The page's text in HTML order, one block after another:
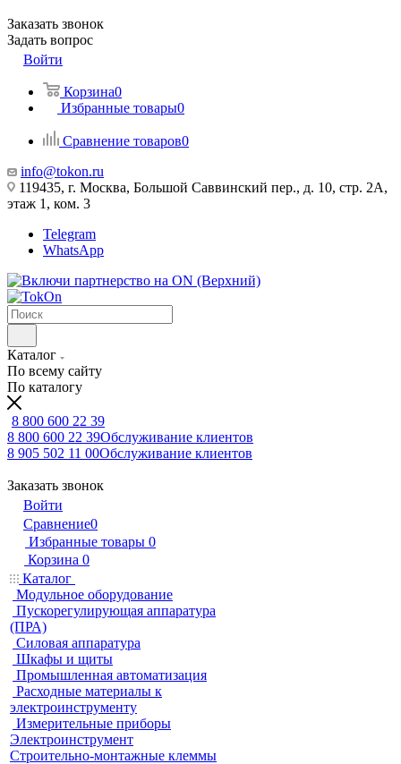
Заказать звонок
Задать вопрос
Войти
Корзина0
Избранные товары0
Сравнение товаров0
info@tokon.ru
119435, г. Москва, Большой Саввинский пер., д. 10, стр. 2А,
этаж 1, ком. 3
Telegram
WhatsApp
Каталог
По всему сайту
По каталогу
8 800 600 22 39
8 800 600 22 39Обслуживание клиентов
8 905 502 11 00Обслуживание клиентов
Заказать звонок
Войти
Сравнение0
Избранные товары 0
Корзина 0
Каталог
Модульное оборудование
Пускорегулирующая аппаратура
(ПРА)
Силовая аппаратура
Шкафы и щиты
Промышленная автоматизация
Расходные материалы к
электроинструменту
Измерительные приборы
Электроинструмент
Строительно-монтажные клеммы